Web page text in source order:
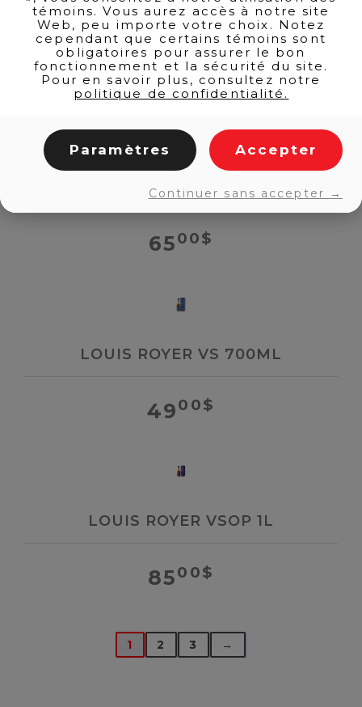
HENNESSY XXO 1L
62500$
LARSEN VSOP 750ML
6500$
LOUIS ROYER VS 700ML
4900$
LOUIS ROYER VSOP 1L
8500$
1 2 3 →
témoins. Vous aurez accès à notre site
Web, peu importe votre choix. Notez
cependant que certains témoins sont
obligatoires pour assurer le bon
fonctionnement et la sécurité du site.
Pour en savoir plus, consultez notre
politique de confidentialité.
Paramètres Accepter
Continuer sans accepter →